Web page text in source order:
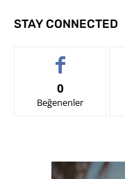
STAY CONNECTED
0
Beğenenler